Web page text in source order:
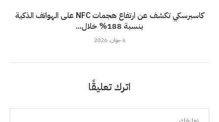
كاسبرسكي تكشف عن ارتفاع هجمات NFC على الهواتف الذكية
بنسبة 188% خلال...
6 جوان، 2026
اترك تعليقًا